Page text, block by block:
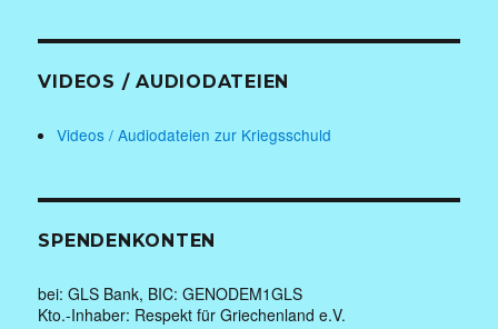
VIDEOS / AUDIODATEIEN
Videos / Audiodateien zur Kriegsschuld
SPENDENKONTEN
bei: GLS Bank, BIC: GENODEM1GLS
Kto.-Inhaber: Respekt für Griechenland e.V.